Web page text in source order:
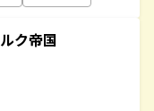
ク帝国